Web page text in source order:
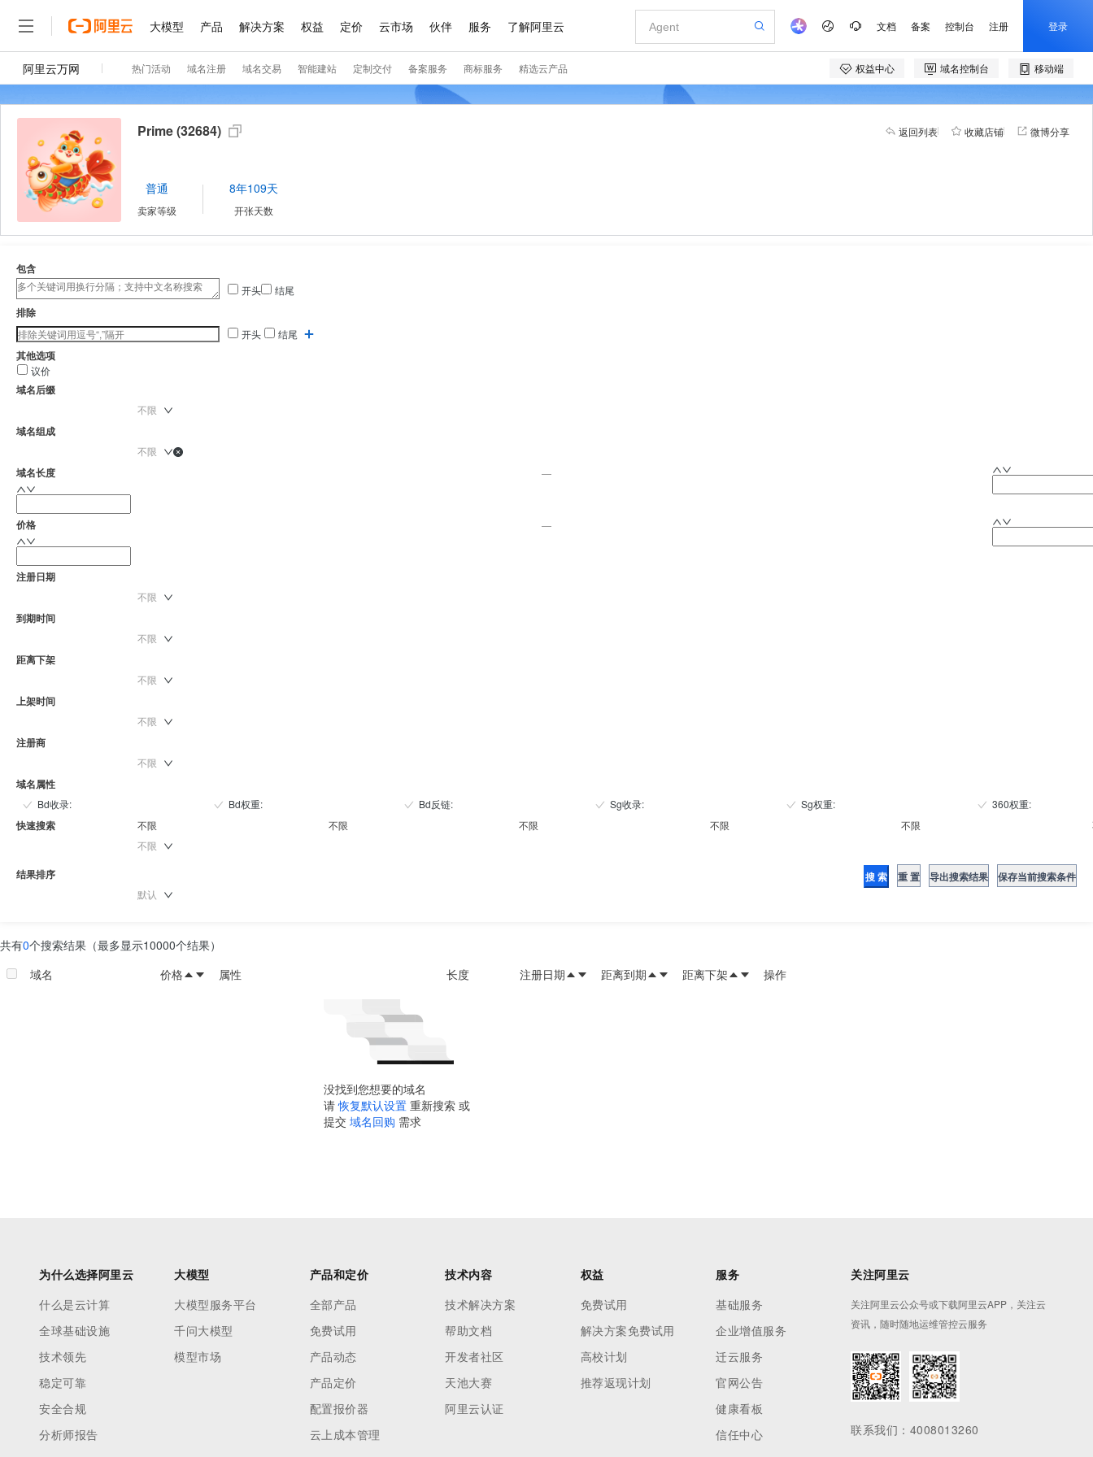
Prime (32684)
普通
卖家等级
8年109天
开张天数
返回列表 收藏店铺 微博分享
包含
开头 结尾
排除
开头 结尾
其他选项
议价
域名后缀
不限
域名组成
不限
域名长度
价格
注册日期
不限
到期时间
不限
距离下架
不限
上架时间
不限
注册商
不限
域名属性
Bd收录:
不限
Bd权重:
不限
Bd反链:
不限
Sg收录:
不限
Sg权重:
不限
360权重:
快速搜索
不限
结果排序
默认
搜 索 重 置 导出搜索结果 保存当前搜索条件
共有0个搜索结果（最多显示10000个结果）
域名 价格 属性 长度 注册日期 距离到期 距离下架 操作
没找到您想要的域名
请 恢复默认设置 重新搜索 或
提交 域名回购 需求